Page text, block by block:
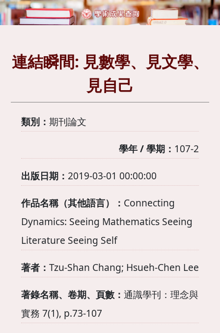
連結瞬間: 見數學、見文學、
見自己
類別： 期刊論文
學年 / 學期： 107-2
出版日期： 2019-03-01 00:00:00
作品名稱（其他語言）： Connecting
Dynamics: Seeing Mathematics Seeing
Literature Seeing Self
著者： Tzu-Shan Chang; Hsueh-Chen Lee
著錄名稱、卷期、頁數： 通識學刊：理念與
實務 7(1), p.73-107